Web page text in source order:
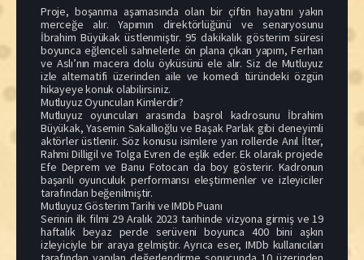
Proje, boşanma aşamasında olan bir çiftin hayatını yakın
merceğe alır. Yapımın direktörlüğünü ve senaryosunu
İbrahim Büyükak üstlenmiştir. 95 dakikalık gösterim süresi
boyunca eğlenceli sahnelerle ön plana çıkan yapım, Ferhan
ve Aslı’nın macera dolu öyküsünü ele alır. Siz de Mutluyuz
izle alternatifi üzerinden aile ve komedi türündeki özgün
hikayeye konuk olabilirsiniz.
Mutluyuz Oyuncuları Kimlerdir?
Mutluyuz oyuncuları arasında başrol kadrosunu İbrahim
Büyükak, Yasemin Sakallıoğlu ve Başak Parlak gibi deneyimli
aktörler üstlenir. Söz konusu isimlere yan rollerde Anıl İlter,
Rahmi Dilligil ve Tolga Evren de eşlik eder. Ek olarak projede
Efe Deprem ve Banu Fotocan da boy gösterir. Kadronun
başarılı oyunculuk performansı eleştirmenler ve izleyiciler
tarafından beğenilmiştir.
Mutluyuz Gösterim Tarihi ve IMDb Puanı
Serinin ilk filmi 29 Aralık 2023 tarihinde vizyona girmiş ve 19
haftalık beyaz perde serüveni boyunca 400 bini aşkın
izleyiciyle bir araya gelmiştir. Ayrıca eser, IMDb kullanıcıları